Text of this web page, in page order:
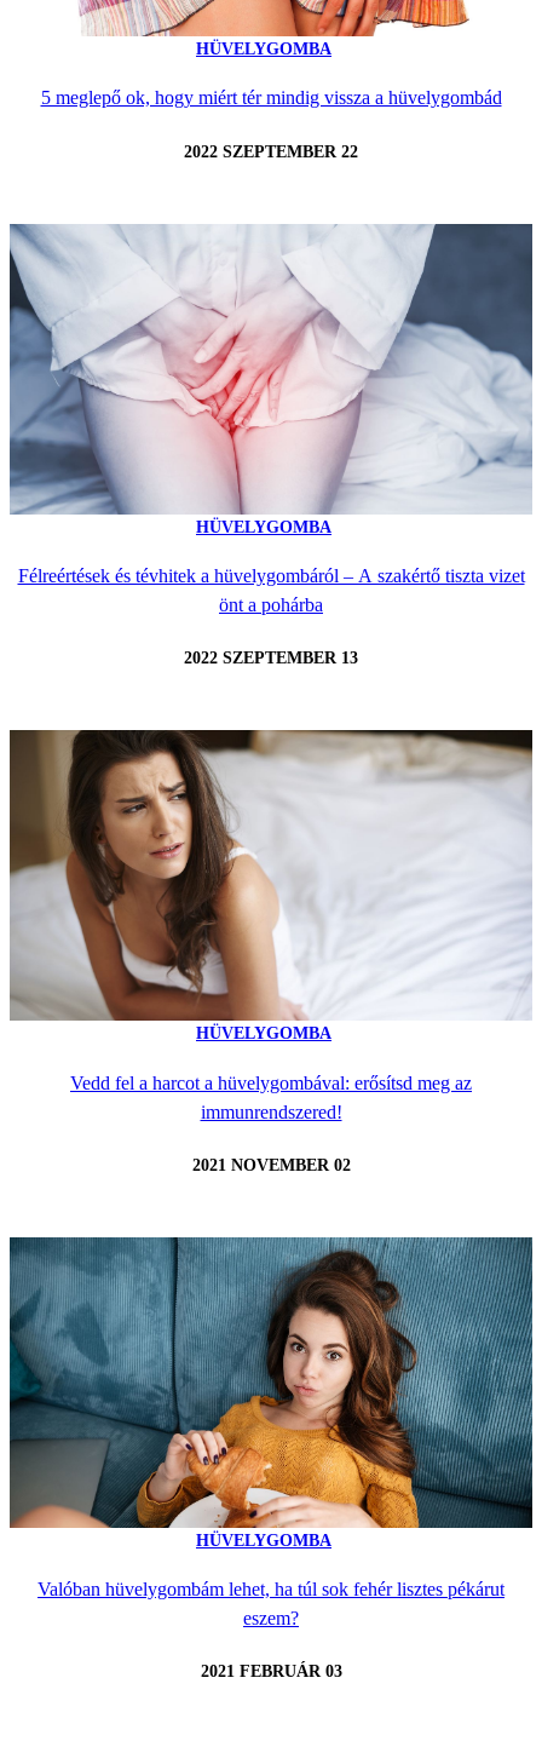
HÜVELYGOMBA
5 meglepő ok, hogy miért tér mindig vissza a hüvelygombád
2022 SZEPTEMBER 22
HÜVELYGOMBA
Félreértések és tévhitek a hüvelygombáról – A szakértő tiszta vizet
önt a pohárba
2022 SZEPTEMBER 13
HÜVELYGOMBA
Vedd fel a harcot a hüvelygombával: erősítsd meg az
immunrendszered!
2021 NOVEMBER 02
HÜVELYGOMBA
Valóban hüvelygombám lehet, ha túl sok fehér lisztes pékárut
eszem?
2021 FEBRUÁR 03